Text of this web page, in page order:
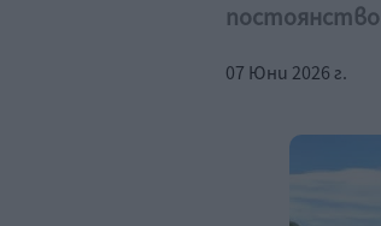
постоянство
07 Юни 2026 г.